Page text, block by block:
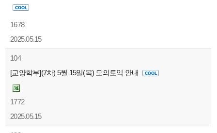
1678
2025.05.15
104
[교양학부](7차) 5월 15일(목) 모의토익 안내
1772
2025.05.15